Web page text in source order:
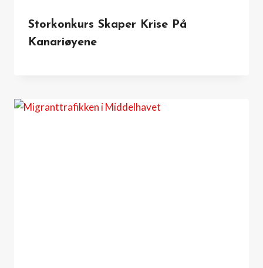
Storkonkurs Skaper Krise På
Kanariøyene